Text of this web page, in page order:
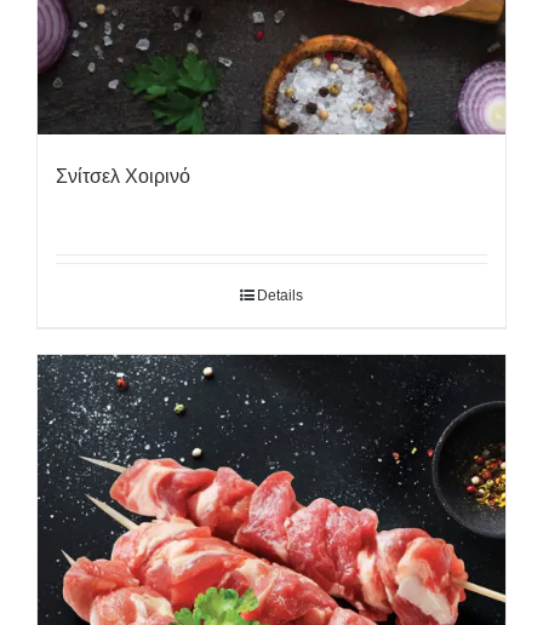
Σνίτσελ Χοιρινό
Details